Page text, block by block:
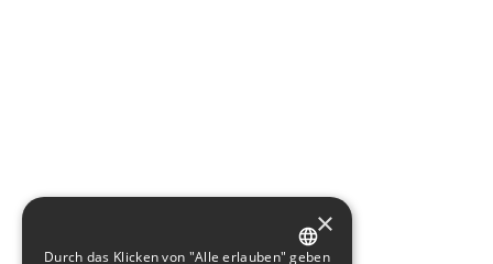
×
Durch das Klicken von "Alle erlauben" geben